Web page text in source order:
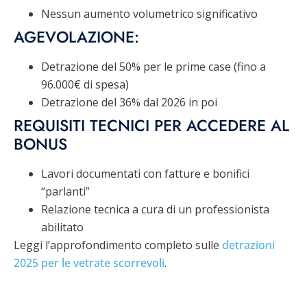
Nessun aumento volumetrico significativo
AGEVOLAZIONE:
Detrazione del 50% per le prime case (fino a
96.000€ di spesa)
Detrazione del 36% dal 2026 in poi
REQUISITI TECNICI PER ACCEDERE AL
BONUS
Lavori documentati con fatture e bonifici
“parlanti”
Relazione tecnica a cura di un professionista
abilitato
Leggi l’approfondimento completo sulle detrazioni
2025 per le vetrate scorrevoli.